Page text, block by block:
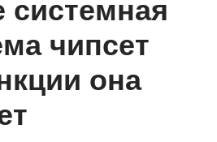
системная
чипсет
она